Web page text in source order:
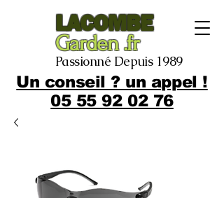
LACOMBE
Garden .fr
Passionné Depuis 1989
Un conseil ? un appel !
05 55 92 02 76